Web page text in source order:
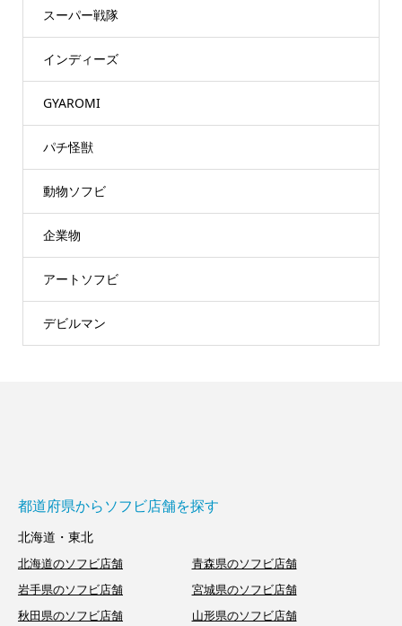
スーパー戦隊
インディーズ
GYAROMI
パチ怪獣
動物ソフビ
企業物
アートソフビ
デビルマン
都道府県からソフビ店舗を探す
北海道・東北
北海道のソフビ店舗
青森県のソフビ店舗
岩手県のソフビ店舗
宮城県のソフビ店舗
秋田県のソフビ店舗
山形県のソフビ店舗